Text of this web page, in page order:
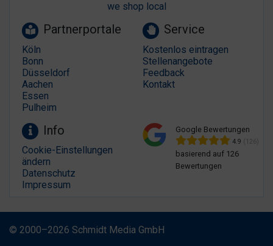
we shop local
Partnerportale
Köln
Bonn
Düsseldorf
Aachen
Essen
Pulheim
Service
Kostenlos eintragen
Stellenangebote
Feedback
Kontakt
Info
Cookie-Einstellungen
ändern
Datenschutz
Impressum
Google Bewertungen
4.9 (126)
basierend auf 126
Bewertungen
© 2000–2026 Schmidt Media GmbH